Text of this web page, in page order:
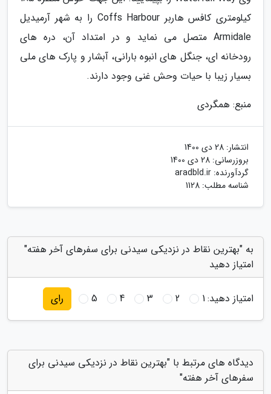
کیلومتری کافس هاربر Coffs Harbour را به شهر آرمیدیل
Armidale متصل می نماید و در امتداد آن، دره های
رودخانه ای، جنگل های انبوه بارانی، آبشار و پارک های ملی
بسیار زیبا با حیات وحش غنی وجود دارند.
منبع: همگردی
انتشار: 28 دی 1400
بروزرسانی: 28 دی 1400
گردآورنده: aradbld.ir
شناسه مطلب: 1128
به "بهترین نقاط در نزدیکی سیدنی برای سفرهای آخر هفته"
امتیاز دهید
امتیاز دهید:1
2
3
4
5 رای
دیدگاه های مرتبط با "بهترین نقاط در نزدیکی سیدنی برای
سفرهای آخر هفته"